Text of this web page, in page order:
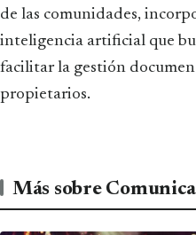
de las comunidades,
inteligencia artificial que
facilitar la gestión
propietarios.
Más sobre